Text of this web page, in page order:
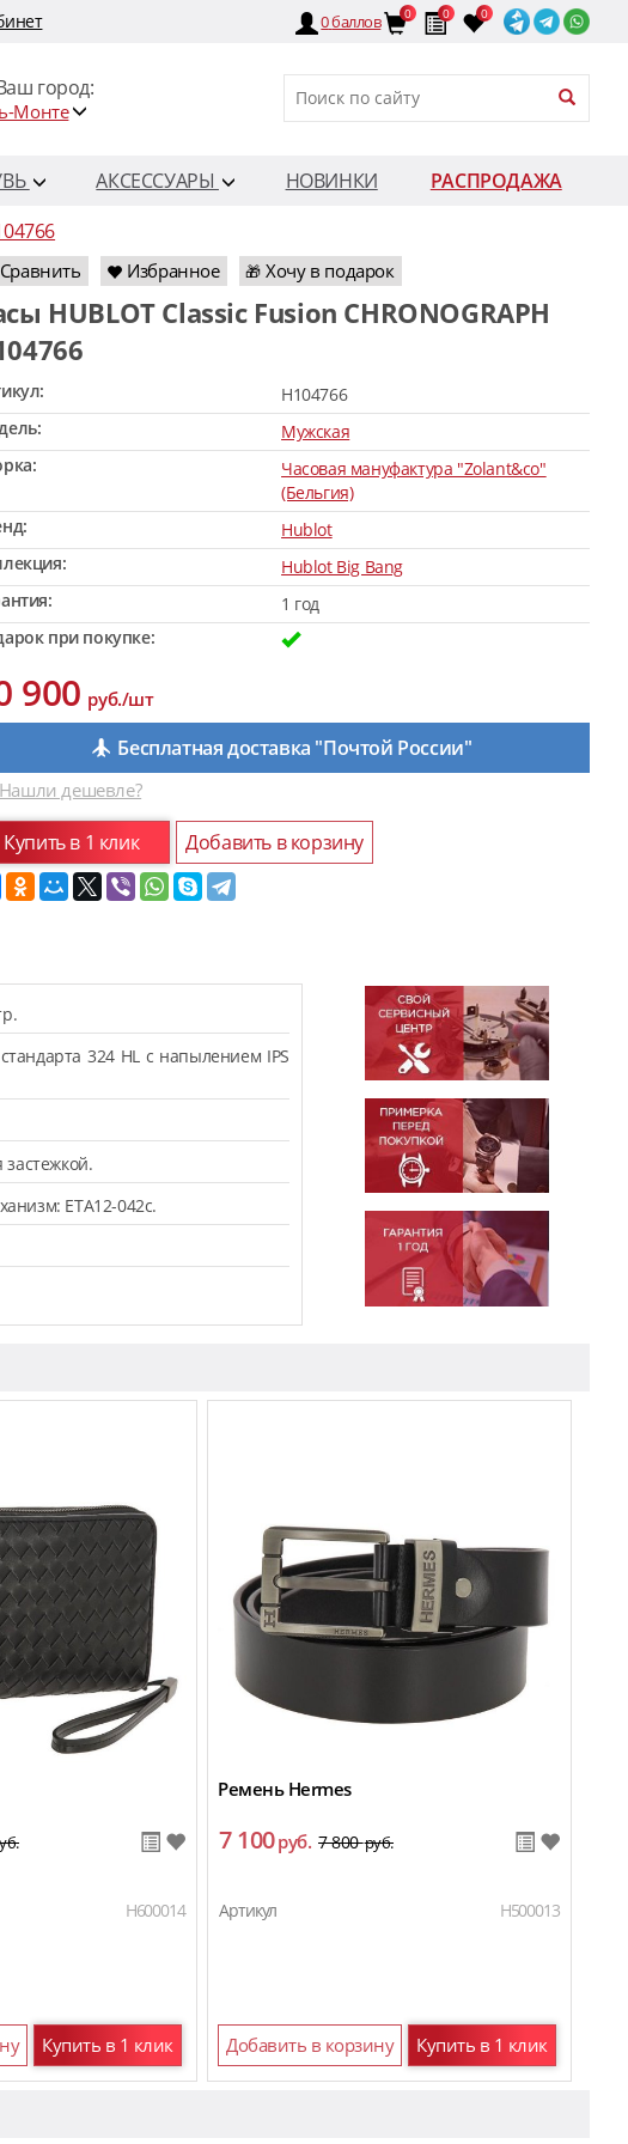
0баллов 0 0 0
город:
Монте
АКСЕССУАРЫ НОВИНКИ
РАСПРОДАЖА
Сравнить Избранное 🎁 Хочу в подарок
H104766
Мужская
Часовая мануфактура "Zolant&co"
(Бельгия)
Hublot
Hublot Big Bang
1 год
при покупке:
900руб./шт
Бесплатная доставка "Почтой России"
Нашли дешевле?
Купить в 1 клик Добавить в корзину
324 HL с напылением IPS
ETA12-042c.
H600014
Купить в 1 клик
Ремень Hermes
7 100руб. 7 800руб.
Артикул H500013
Добавить в корзину Купить в 1 клик